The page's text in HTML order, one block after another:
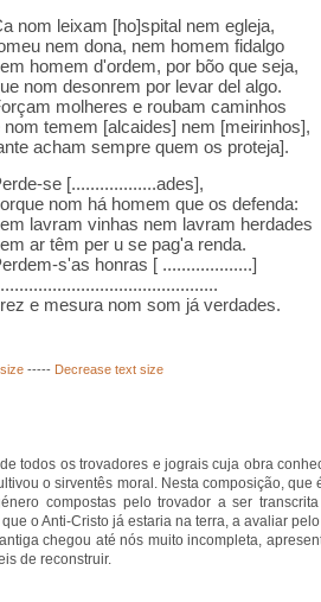
nom leixam [ho]spital nem egleja,
nem dona, nem homem fidalgo
homem d'ordem, por bõo que seja,
nom desonrem por levar del algo.
molheres e roubam caminhos
nom temem [alcaides] nem [meirinhos],
acham sempre quem os proteja].
se [..................ades],
nom há homem que os defenda:
lavram vinhas nem lavram herdades
ar têm per u se pag'a renda.
s'as honras [ ...................]
e mesura nom som já verdades.
----- Decrease text size
todos os trovadores e jograis cuja obra
o sirventês moral. Nesta composição, que
compostas pelo trovador a ser
o Anti-Cristo já estaria na terra, a avaliar
chegou até nós muito incompleta,
de reconstruir.